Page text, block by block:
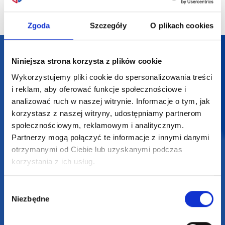
Zgoda Szczegóły O plikach cookies
Niniejsza strona korzysta z plików cookie
Wykorzystujemy pliki cookie do spersonalizowania treści
i reklam, aby oferować funkcje społecznościowe i
analizować ruch w naszej witrynie. Informacje o tym, jak
korzystasz z naszej witryny, udostępniamy partnerom
społecznościowym, reklamowym i analitycznym.
Partnerzy mogą połączyć te informacje z innymi danymi
otrzymanymi od Ciebie lub uzyskanymi podczas
korzystania z ich usług.
zgody
Niezbędne
Darmowa wizualizacja
Profesjonalne doradztwo
Szeroka oferta produktów
JAKUB LIEBELT